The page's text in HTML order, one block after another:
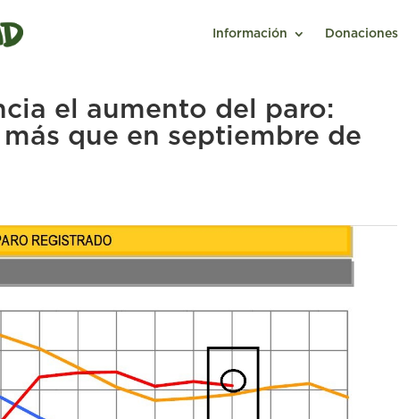
Información Donaciones
el aumento del paro:
que en septiembre de